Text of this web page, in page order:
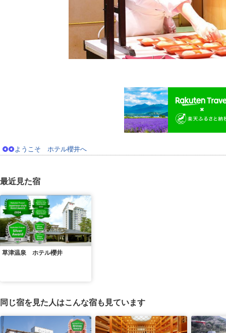
ようこそ ホテル櫻井へ
最近見た宿
草津温泉 ホテル櫻井
同じ宿を見た人はこんな宿も見ています